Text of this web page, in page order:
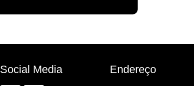
Social Media Endereço